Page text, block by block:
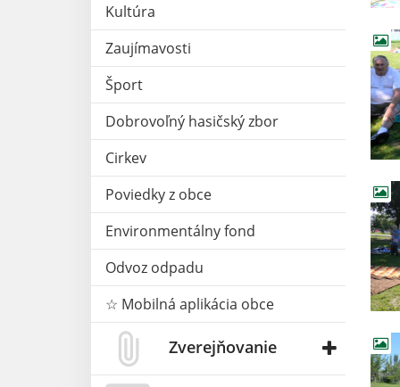
Kultúra
Zaujímavosti
Šport
Dobrovoľný hasičský zbor
Cirkev
Poviedky z obce
Environmentálny fond
Odvoz odpadu
☆ Mobilná aplikácia obce
Zverejňovanie